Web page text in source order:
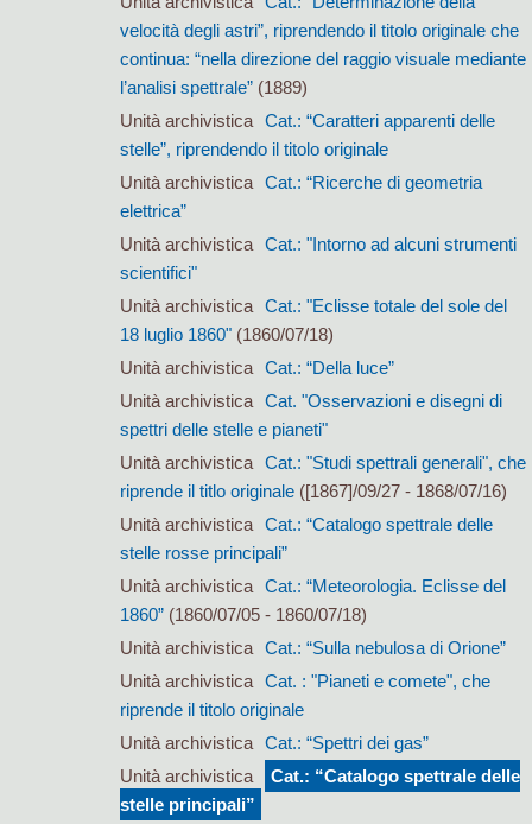
velocità degli astri”, riprendendo il titolo originale che
continua: “nella direzione del raggio visuale mediante
l’analisi spettrale”(1889)
Unità archivistica Cat.: “Caratteri apparenti delle
stelle”, riprendendo il titolo originale
Unità archivistica Cat.: “Ricerche di geometria
elettrica”
Unità archivistica Cat.: "Intorno ad alcuni strumenti
scientifici"
Unità archivistica Cat.: "Eclisse totale del sole del
18 luglio 1860"(1860/07/18)
Unità archivistica Cat.: “Della luce”
Unità archivistica Cat. "Osservazioni e disegni di
spettri delle stelle e pianeti"
Unità archivistica Cat.: "Studi spettrali generali", che
riprende il titlo originale([1867]/09/27 - 1868/07/16)
Unità archivistica Cat.: “Catalogo spettrale delle
stelle rosse principali”
Unità archivistica Cat.: “Meteorologia. Eclisse del
1860”(1860/07/05 - 1860/07/18)
Unità archivistica Cat.: “Sulla nebulosa di Orione”
Unità archivistica Cat. : "Pianeti e comete", che
riprende il titolo originale
Unità archivistica Cat.: “Spettri dei gas”
Unità archivistica
Cat.: “Catalogo spettrale delle
stelle principali”